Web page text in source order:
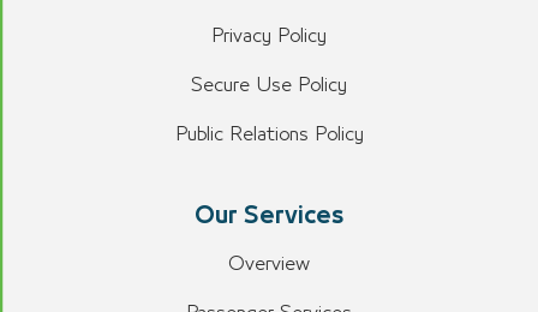
Privacy Policy
Secure Use Policy
Public Relations Policy
Our Services
Overview